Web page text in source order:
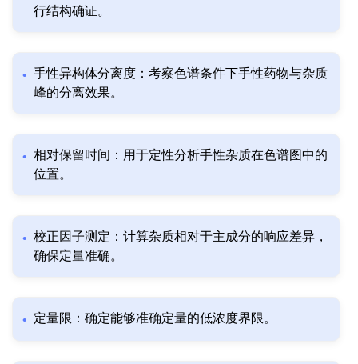
行结构确证。
手性异构体分离度：考察色谱条件下手性药物与杂质
峰的分离效果。
相对保留时间：用于定性分析手性杂质在色谱图中的
位置。
校正因子测定：计算杂质相对于主成分的响应差异，
确保定量准确。
定量限：确定能够准确定量的低浓度界限。